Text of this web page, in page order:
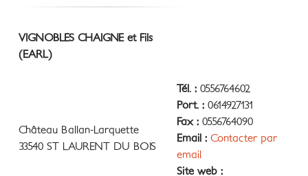
VIGNOBLES CHAIGNE et Fils
(EARL)
Château Ballan-Larquette
33540 ST LAURENT DU BOIS
Tél. : 0556764602
Port. : 0614927131
Fax : 0556764090
Email : Contacter par
email
Site web :